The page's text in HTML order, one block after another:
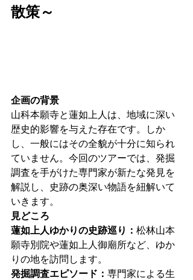
散策～
企画の背景
山科本願寺と蓮如上人は、地域に深い
歴史的影響を与えた存在です。しか
し、一般にはその全貌が十分に知られ
ていません。今回のツアーでは、発掘
調査を手がけた専門家が新たな発見を
解説し、史跡の奥深い物語を紐解いて
いきます。
見どころ
蓮如上人ゆかりの史跡巡り： 松林山本
願寺別院や蓮如上人御廟所など、ゆか
りの地を訪問します。
発掘調査エピソード： 専門家による生